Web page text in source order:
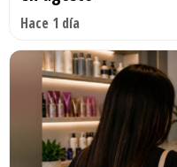
Hace 1 día